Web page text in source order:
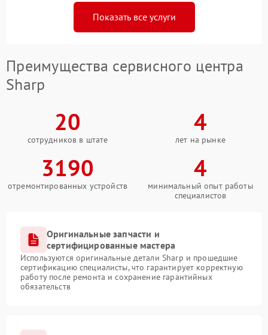
Показать все услуги
Преимущества сервисного центра
Sharp
20
сотрудников в штате
4
лет на рынке
3190
отремонтированных устройств
4
минимальный опыт работы
специалистов
Оригинальные запчасти и
сертифицированные мастера
Используются оригинальные детали Sharp и прошедшие
сертификацию специалисты, что гарантирует корректную
работу после ремонта и сохранение гарантийных
обязательств